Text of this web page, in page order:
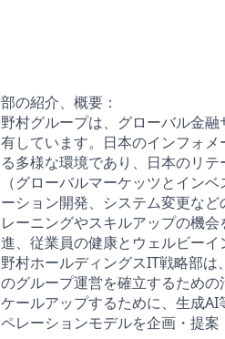
部の紹介、概要：
野村グループは、グローバル金
有しています。日本のインフォ
る多様な環境であり、日本のリ
（グローバルマーケッツとイン
ーション開発、システム変更な
レーニングやスキルアップの機
進、従業員の健康とウェルビー
野村ホールディングスIT戦略部
のグループ運営を確立するため
ケールアップするために、生成
ペレーションモデルを企画・提